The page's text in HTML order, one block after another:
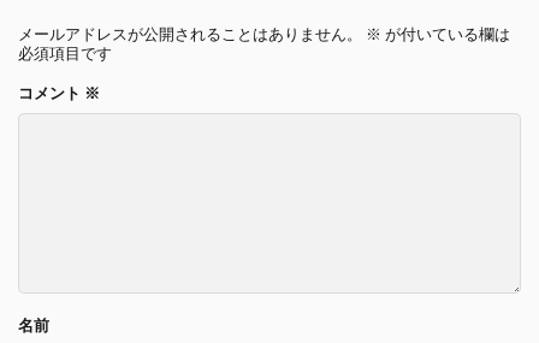
メールアドレスが公開されることはありません。 ※ が付いている欄は
必須項目です
コメント ※
名前